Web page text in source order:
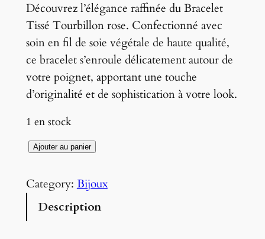
e
p
r
i
x
n
t
i
e
p
r
i
x
Découvrez l’élégance raffinée du Bracelet
Tissé Tourbillon rose. Confectionné avec
soin en fil de soie végétale de haute qualité,
ce bracelet s’enroule délicatement autour de
votre poignet, apportant une touche
d’originalité et de sophistication à votre look.
1 en stock
q
a
Ajouter au panier
Category: Bijoux
Description